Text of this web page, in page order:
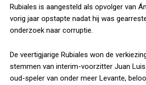
Rubiales is aangesteld als opvolger van
vorig jaar opstapte nadat hij was
onderzoek naar corruptie.
De veertigjarige Rubiales won de
stemmen van interim-voorzitter Juan Luis
oud-speler van onder meer Levante,